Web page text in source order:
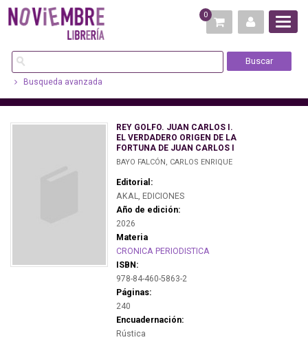
0
Busqueda avanzada
REY GOLFO. JUAN CARLOS I.
EL VERDADERO ORIGEN DE LA
FORTUNA DE JUAN CARLOS I
BAYO FALCÓN, CARLOS ENRIQUE
Editorial:
AKAL, EDICIONES
Año de edición:
2026
Materia
CRONICA PERIODISTICA
ISBN:
978-84-460-5863-2
Páginas:
240
Encuadernación:
Rústica